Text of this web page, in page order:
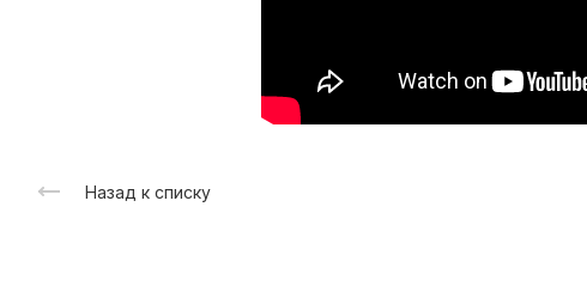
Назад к списку